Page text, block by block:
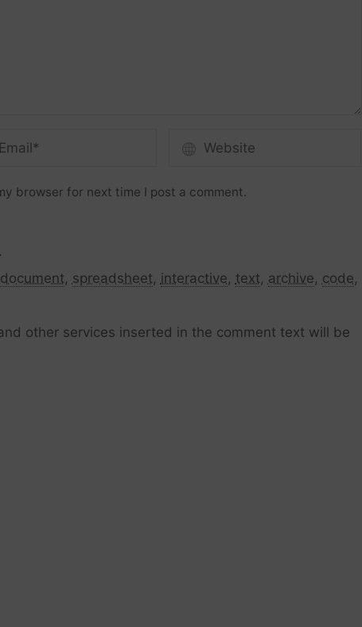
browser for next time I post a comment.
document, spreadsheet, interactive, text, archive, code,
other services inserted in the comment text will be